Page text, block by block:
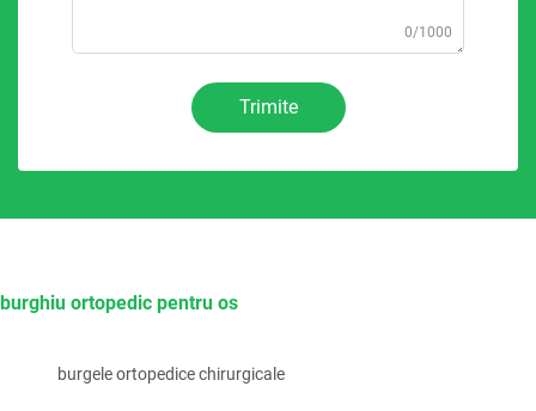
0/1000
Trimite
burghiu ortopedic pentru os
burgele ortopedice chirurgicale